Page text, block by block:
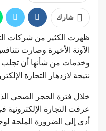
شارك
ظهرت الكثير من شركات
الآونة الأخيرة وصارت
وخدمات من شأنها أن تجلب
نتيجة لازدهار التجارة
خلال فترة الحجر الصحي
عرفت التجارة الإلكترونية
أدى إلى الضرورة الملحة